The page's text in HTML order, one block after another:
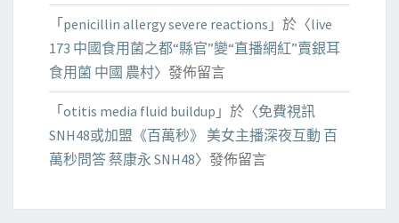
「 penicillin allergy severe reactions 」於〈live
173 中國食用菌之都“縣官”變“直播網紅”賣銀耳
食用菌 中國 農村〉發佈留言
「 otitis media fluid buildup 」於〈免費視訊
SNH48或加盟《百萬秒》 美女主播深夜互動 百
萬秒問答 蔡康永 SNH48〉發佈留言